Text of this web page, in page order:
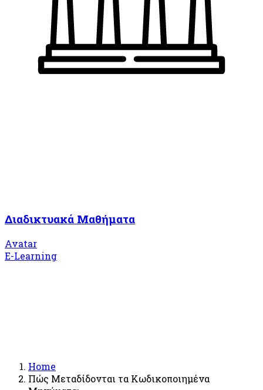
Διαδικτυακά Μαθήματα
Avatar
E-Learning
Home
Πώς Μεταδίδονται τα Κωδικοποιημένα